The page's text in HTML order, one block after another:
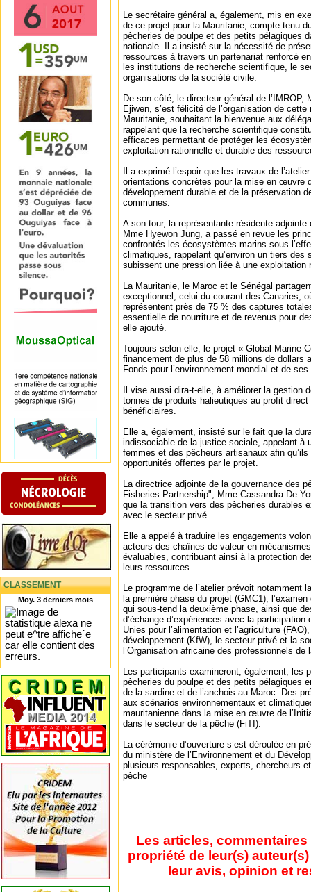
CLASSEMENT
Moy. 3 derniers mois
Le secrétaire général a, également, mis en
de ce projet pour la Mauritanie, compte tenu
pêcheries de poulpe et des petits pélagiques
nationale. Il a insisté sur la nécessité de
ressources à travers un partenariat renforcé
les institutions de recherche scientifique, le
organisations de la société civile.
De son côté, le directeur général de l’IMROP,
Ejiwen, s’est félicité de l’organisation de
Mauritanie, souhaitant la bienvenue aux
rappelant que la recherche scientifique
efficaces permettant de protéger les
exploitation rationnelle et durable des
Il a exprimé l’espoir que les travaux de
orientations concrètes pour la mise en œuvre
développement durable et de la préservation
communes.
A son tour, la représentante résidente
Mme Hyewon Jung, a passé en revue les
confrontés les écosystèmes marins sous
climatiques, rappelant qu’environ un tiers
subissent une pression liée à une exploitation
La Mauritanie, le Maroc et le Sénégal
exceptionnel, celui du courant des Canaries,
représentent près de 75 % des captures
essentielle de nourriture et de revenus pour
elle ajouté.
Toujours selon elle, le projet « Global Marine
financement de plus de 58 millions de dollars
Fonds pour l’environnement mondial et de
Il vise aussi dira-t-elle, à améliorer la gestion
tonnes de produits halieutiques au profit direct
bénéficiaires.
Elle a, également, insisté sur le fait que la
indissociable de la justice sociale, appelant à
femmes et des pêcheurs artisanaux afin
opportunités offertes par le projet.
La directrice adjointe de la gouvernance des
Fisheries Partnership", Mme Cassandra De
que la transition vers des pêcheries durables
avec le secteur privé.
Elle a appelé à traduire les engagements
acteurs des chaînes de valeur en
évaluables, contribuant ainsi à la protection
leurs ressources.
Le programme de l’atelier prévoit notamment
la première phase du projet (GMC1),
qui sous-tend la deuxième phase, ainsi que
d’échange d’expériences avec la participation
Unies pour l’alimentation et l’agriculture
développement (KfW), le secteur privé et la
l’Organisation africaine des professionnels
Les participants examineront, également, les
pêcheries du poulpe et des petits pélagiques
de la sardine et de l’anchois au Maroc. Des
aux scénarios environnementaux et
mauritanienne dans la mise en œuvre de
dans le secteur de la pêche (FiTI).
La cérémonie d’ouverture s’est déroulée en
du ministère de l’Environnement et du
plusieurs responsables, experts, chercheurs
pêche
Les articles,
propriété de leur(s)
leur avis, opinion et